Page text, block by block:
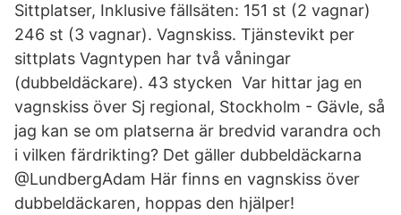
Sittplatser, Inklusive fällsäten: 151 st (2 vagnar)
246 st (3 vagnar). Vagnskiss. Tjänstevikt per
sittplats Vagntypen har två våningar
(dubbeldäckare). 43 stycken Var hittar jag en
vagnskiss över Sj regional, Stockholm - Gävle, så
jag kan se om platserna är bredvid varandra och
i vilken färdrikting? Det gäller dubbeldäckarna
@LundbergAdam Här finns en vagnskiss över
dubbeldäckaren, hoppas den hjälper!